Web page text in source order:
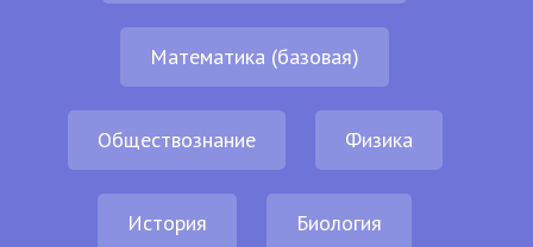
Математика (базовая)
Обществознание Физика
История Биология